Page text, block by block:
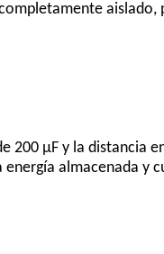
aislado,
200 µF y la distancia
almacenada y